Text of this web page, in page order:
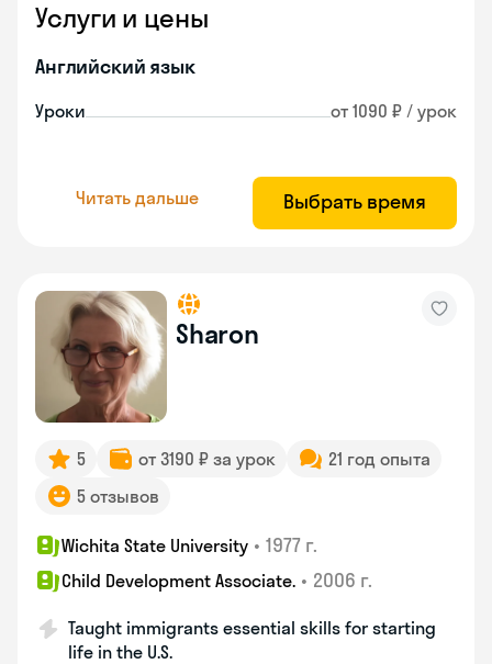
Услуги и цены
Английский язык
Уроки от 1090 ₽ / урок
Читать дальше Выбрать время
Sharon
5 от 3190 ₽ за урок
21 год опыта
5 отзывов
Wichita State University • 1977 г.
Child Development Associate. • 2006 г.
Taught immigrants essential skills for starting
life in the U.S.